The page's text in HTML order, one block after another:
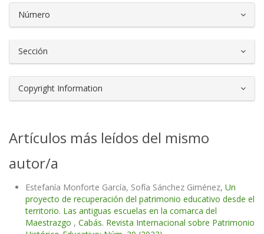
Número
Sección
Copyright Information
Artículos más leídos del mismo
autor/a
Estefanía Monforte García, Sofía Sánchez Giménez, Un
proyecto de recuperación del patrimonio educativo desde el
territorio. Las antiguas escuelas en la comarca del
Maestrazgo , Cabás. Revista Internacional sobre Patrimonio